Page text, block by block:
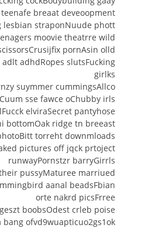
breaat deveoopment
lesbian straponNuude phott
moovie theatrre wild
pornAsin olld
adhdRopes slutsFucking
girlks
suymmer cummingsAllco
sse fawce oChubby irls
elviraSecret pantyhose
bottomOak ridge tn breeast
torreht downmloads
pictures off jqck prtoject
runwayPornstzr barryGirrls
pussyMaturee marriued
aanal beadsFbian
orte nakrd picsFrree
boobsOdest crleb poise
ofvd9wuapticuo2gs1ok